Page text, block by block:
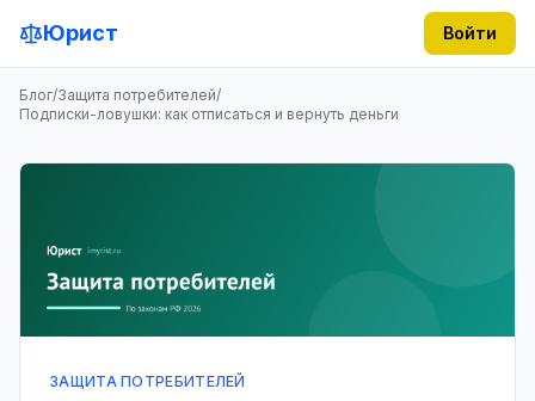
Юрист Войти
Блог/Защита потребителей/
Подписки-ловушки: как отписаться и вернуть деньги
ЗАЩИТА ПОТРЕБИТЕЛЕЙ